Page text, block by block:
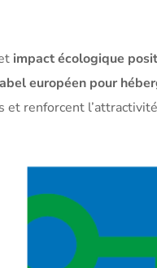
impact écologique
européen pour
renforcent